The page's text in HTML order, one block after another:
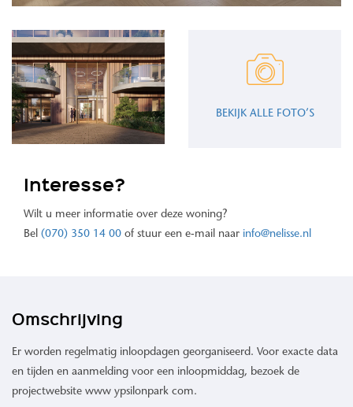
BEKIJK ALLE FOTO’S
Interesse?
Wilt u meer informatie over deze woning?
Bel (070) 350 14 00 of stuur een e-mail naar info@nelisse.nl
Omschrijving
Er worden regelmatig inloopdagen georganiseerd. Voor exacte data
en tijden en aanmelding voor een inloopmiddag, bezoek de
projectwebsite www ypsilonpark com.